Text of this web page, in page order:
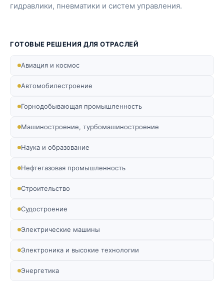
гидравлики, пневматики и систем управления.
ГОТОВЫЕ РЕШЕНИЯ ДЛЯ ОТРАСЛЕЙ
Авиация и космос
Автомобилестроение
Горнодобывающая промышленность
Машиностроение, турбомашиностроение
Наука и образование
Нефтегазовая промышленность
Строительство
Судостроение
Электрические машины
Электроника и высокие технологии
Энергетика